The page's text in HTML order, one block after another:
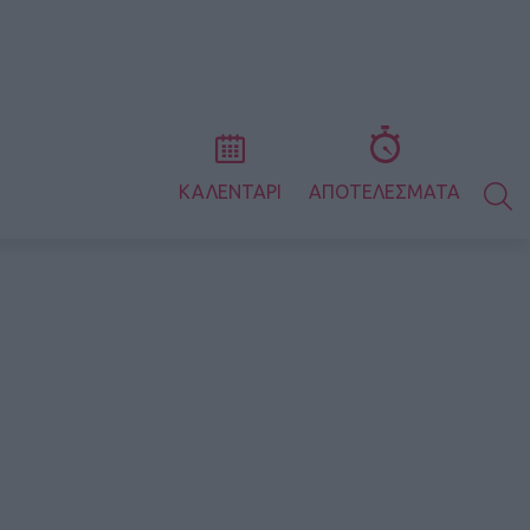
ΚΑΛΕΝΤΑΡΙ ΑΠΟΤΕΛΕΣΜΑΤΑ